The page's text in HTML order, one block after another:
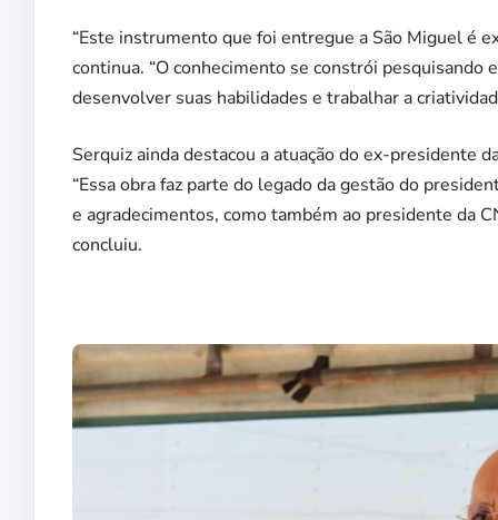
“Este instrumento que foi entregue a São Miguel é
continua. “O conhecimento se constrói pesquisando
desenvolver suas habilidades e trabalhar a
Serquiz ainda destacou a atuação do ex-presidente
“Essa obra faz parte do legado da gestão do
e agradecimentos, como também ao presidente da
concluiu.